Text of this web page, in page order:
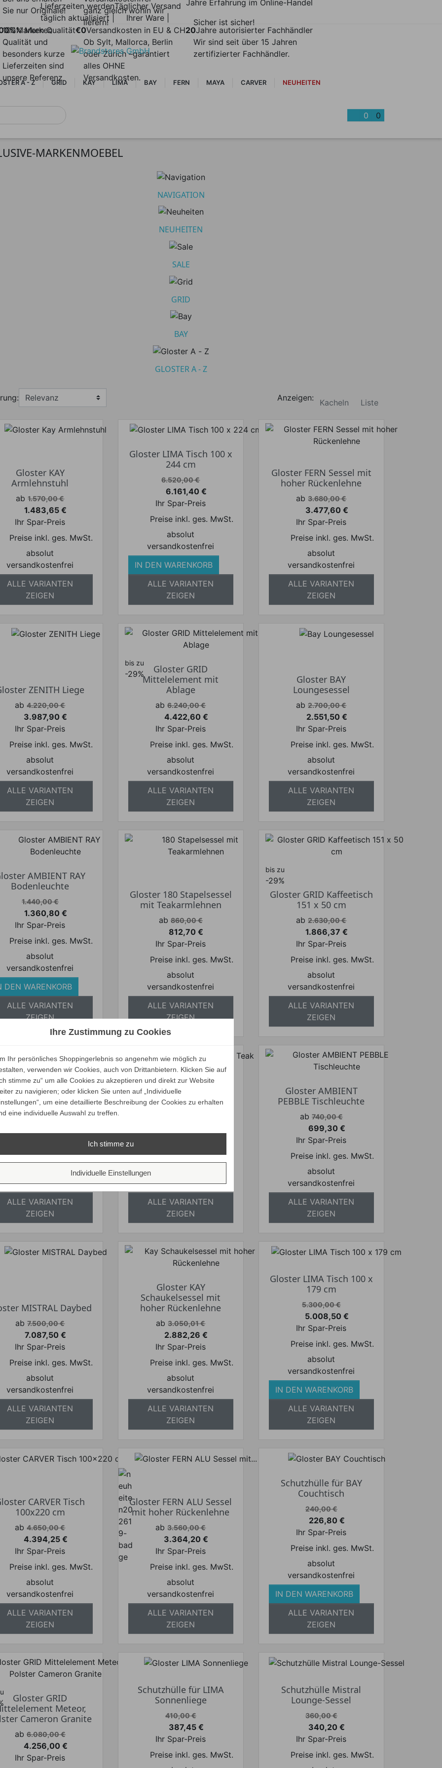
Lieferzeiten werden
täglich aktualisiert |
Täglicher Versand
Ihrer Ware |
Marken Qualität
Sie nur Originale!
100% Marken
Qualität und
besonders kurze
Lieferzeiten sind
unsere Referenz
€0Versandkosten in EU & CH
ganz gleich wohin wir
liefern!
Ob Sylt, Mallorca, Berlin
oder Zürich –garantiert
alles OHNE
Versandkosten.
20Jahre autorisierter Fachhändler
Jahre Erfahrung im Online-Handel
Sicher ist sicher!
Wir sind seit über 15 Jahren
zertifizierter Fachhändler.
A - Z GRID KAY LIMA BAY FERN MAYA CARVER NEUHEITEN
0 0
MARKENMOEBEL
NAVIGATION
NEUHEITEN
SALE
GRID
BAY
GLOSTER A - Z
Anzeigen: Kacheln Liste
Gloster KAY
Armlehnstuhl
Verkaufspreis
ab 1.570,00 €
Preis
1.483,65 €
Ihr Spar-Preis
Preise inkl. ges. MwSt.
absolut
versandkostenfrei
ALLE VARIANTEN
ZEIGEN
Gloster LIMA Tisch 100 x
244 cm
Verkaufspreis
6.520,00 €
Preis
6.161,40 €
Ihr Spar-Preis
Preise inkl. ges. MwSt.
absolut
versandkostenfrei
IN DEN WARENKORB
ALLE VARIANTEN
ZEIGEN
Gloster FERN Sessel mit
hoher Rückenlehne
Verkaufspreis
ab 3.680,00 €
Preis
3.477,60 €
Ihr Spar-Preis
Preise inkl. ges. MwSt.
absolut
versandkostenfrei
ALLE VARIANTEN
ZEIGEN
ZENITH Liege
Verkaufspreis
ab 4.220,00 €
Preis
3.987,90 €
Ihr Spar-Preis
Preise inkl. ges. MwSt.
absolut
versandkostenfrei
ALLE VARIANTEN
ZEIGEN
bis zu
-29%
Gloster GRID
Mittelelement mit
Ablage
Verkaufspreis
ab 6.240,00 €
Preis
4.422,60 €
Ihr Spar-Preis
Preise inkl. ges. MwSt.
absolut
versandkostenfrei
ALLE VARIANTEN
ZEIGEN
Gloster BAY
Loungesessel
Verkaufspreis
ab 2.700,00 €
Preis
2.551,50 €
Ihr Spar-Preis
Preise inkl. ges. MwSt.
absolut
versandkostenfrei
ALLE VARIANTEN
ZEIGEN
AMBIENT RAY
Bodenleuchte
Verkaufspreis
1.440,00 €
Preis
1.360,80 €
Ihr Spar-Preis
Preise inkl. ges. MwSt.
absolut
versandkostenfrei
DEN WARENKORB
ALLE VARIANTEN
ZEIGEN
Gloster 180 Stapelsessel
mit Teakarmlehnen
Verkaufspreis
ab 860,00 €
Preis
812,70 €
Ihr Spar-Preis
Preise inkl. ges. MwSt.
absolut
versandkostenfrei
ALLE VARIANTEN
ZEIGEN
bis zu
-29%
Gloster GRID Kaffeetisch
151 x 50 cm
Verkaufspreis
ab 2.630,00 €
Preis
1.866,37 €
Ihr Spar-Preis
Preise inkl. ges. MwSt.
absolut
versandkostenfrei
ALLE VARIANTEN
ZEIGEN
MAYA 2-Sitzer
Endelement
Verkaufspreis
ab 5.339,99 €
Preis
Preise inkl. ges. MwSt.
versandkostenfrei
ALLE VARIANTEN
ZEIGEN
Gloster GRID CABANA
Daybed Teak
Preis
Preise inkl. ges. MwSt.
versandkostenfrei
ALLE VARIANTEN
ZEIGEN
Gloster AMBIENT
PEBBLE Tischleuchte
Verkaufspreis
ab 740,00 €
Preis
699,30 €
Ihr Spar-Preis
Preise inkl. ges. MwSt.
absolut
versandkostenfrei
ALLE VARIANTEN
ZEIGEN
MISTRAL Daybed
Verkaufspreis
ab 7.500,00 €
Preis
7.087,50 €
Ihr Spar-Preis
Preise inkl. ges. MwSt.
absolut
versandkostenfrei
ALLE VARIANTEN
ZEIGEN
Gloster KAY
Schaukelsessel mit
hoher Rückenlehne
Verkaufspreis
ab 3.050,01 €
Preis
2.882,26 €
Ihr Spar-Preis
Preise inkl. ges. MwSt.
absolut
versandkostenfrei
ALLE VARIANTEN
ZEIGEN
Gloster LIMA Tisch 100 x
179 cm
Verkaufspreis
5.300,00 €
Preis
5.008,50 €
Ihr Spar-Preis
Preise inkl. ges. MwSt.
absolut
versandkostenfrei
IN DEN WARENKORB
ALLE VARIANTEN
ZEIGEN
CARVER Tisch
100x220 cm
Verkaufspreis
ab 4.650,00 €
Preis
4.394,25 €
Ihr Spar-Preis
Preise inkl. ges. MwSt.
absolut
versandkostenfrei
ALLE VARIANTEN
ZEIGEN
Gloster FERN ALU Sessel
mit hoher Rückenlehne
Verkaufspreis
ab 3.560,00 €
Preis
3.364,20 €
Ihr Spar-Preis
Preise inkl. ges. MwSt.
absolut
versandkostenfrei
ALLE VARIANTEN
ZEIGEN
Schutzhülle für BAY
Couchtisch
Verkaufspreis
240,00 €
Preis
226,80 €
Ihr Spar-Preis
Preise inkl. ges. MwSt.
absolut
versandkostenfrei
IN DEN WARENKORB
ALLE VARIANTEN
ZEIGEN
Gloster GRID
Meteor,
Cameron Granite
Verkaufspreis
ab 6.080,00 €
Preis
4.256,00 €
Ihr Spar-Preis
Schutzhülle für LIMA
Sonnenliege
Verkaufspreis
410,00 €
Preis
387,45 €
Ihr Spar-Preis
Preise inkl. ges. MwSt.
Schutzhülle Mistral
Lounge-Sessel
Verkaufspreis
360,00 €
Preis
340,20 €
Ihr Spar-Preis
Preise inkl. ges. MwSt.
Ihre Zustimmung zu Cookies
Ihr persönliches Shoppingerlebnis so angenehm wie möglich zu
verwenden wir Cookies, auch von Drittanbietern. Klicken Sie auf
stimme zu“ um alle Cookies zu akzeptieren und direkt zur Website
zu navigieren; oder klicken Sie unten auf „Individuelle
um eine detaillierte Beschreibung der Cookies zu erhalten
eine individuelle Auswahl zu treffen.
Ich stimme zu
Individuelle Einstellungen